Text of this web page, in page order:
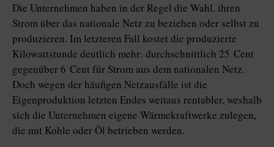
Die Unternehmen haben in der Regel die Wahl, ihren
Strom über das nationale Netz zu beziehen oder selbst zu
produzieren. Im letzteren Fall kostet die produzierte
Kilowattstunde deutlich mehr: durchschnittlich 25 Cent
gegenüber 6 Cent für Strom aus dem na­tio­nalen Netz.
Doch wegen der ­häufigen Netzausfälle ist die
Eigenproduk­tion letzten Endes weitaus rentabler, weshalb
sich die Unternehmen eigene Wärmekraftwerke zulegen,
die mit Kohle oder Öl betrieben werden.